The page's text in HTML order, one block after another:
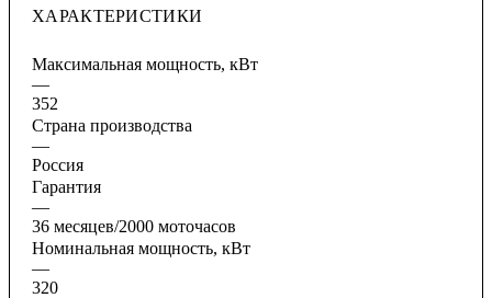
ХАРАКТЕРИСТИКИ
Максимальная мощность, кВт
—
352
Страна производства
—
Россия
Гарантия
—
36 месяцев/2000 моточасов
Номинальная мощность, кВт
—
320